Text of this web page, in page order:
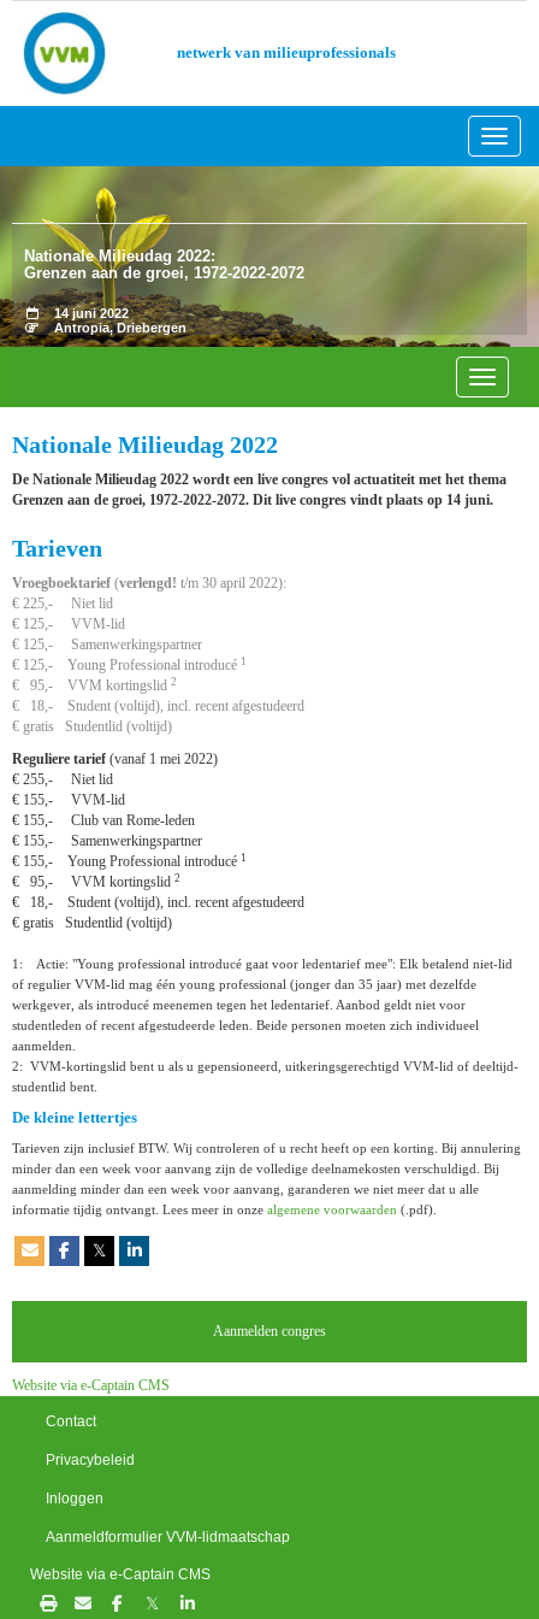
netwerk van milieuprofessionals
Nationale Milieudag 2022:
Grenzen aan de groei, 1972-2022-2072
14 juni 2022
Antropia, Driebergen
Toggle
Nationale Milieudag 2022
De Nationale Milieudag 2022 wordt een live congres vol actuatiteit met het thema
Grenzen aan de groei, 1972-2022-2072. Dit live congres vindt plaats op 14 juni.
Tarieven
Vroegboektarief (verlengd! t/m 30 april 2022):
€ 225,- Niet lid
€ 125,- VVM-lid
€ 125,- Samenwerkingspartner
€ 125,- Young Professional introducé 1
€ 95,- VVM kortingslid 2
€ 18,- Student (voltijd), incl. recent afgestudeerd
€ gratis Studentlid (voltijd)
Reguliere tarief (vanaf 1 mei 2022)
€ 255,- Niet lid
€ 155,- VVM-lid
€ 155,- Club van Rome-leden
€ 155,- Samenwerkingspartner
€ 155,- Young Professional introducé 1
€ 95,- VVM kortingslid 2
€ 18,- Student (voltijd), incl. recent afgestudeerd
€ gratis Studentlid (voltijd)
1: Actie: "Young professional introducé gaat voor ledentarief mee": Elk betalend niet-lid
of regulier VVM-lid mag één young professional (jonger dan 35 jaar) met dezelfde
werkgever, als introducé meenemen tegen het ledentarief. Aanbod geldt niet voor
studentleden of recent afgestudeerde leden. Beide personen moeten zich individueel
aanmelden.
2: VVM-kortingslid bent u als u gepensioneerd, uitkeringsgerechtigd VVM-lid of deeltijd-
studentlid bent.
De kleine lettertjes
Tarieven zijn inclusief BTW. Wij controleren of u recht heeft op een korting. Bij annulering
minder dan een week voor aanvang zijn de volledige deelnamekosten verschuldigd. Bij
aanmelding minder dan een week voor aanvang, garanderen we niet meer dat u alle
informatie tijdig ontvangt. Lees meer in onze algemene voorwaarden (.pdf).
𝕏
Aanmelden congres
Website via e-Captain CMS
Contact
Privacybeleid
Inloggen
Aanmeldformulier VVM-lidmaatschap
Website via e-Captain CMS
𝕏